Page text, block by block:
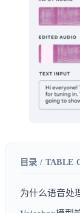
为什么语音处